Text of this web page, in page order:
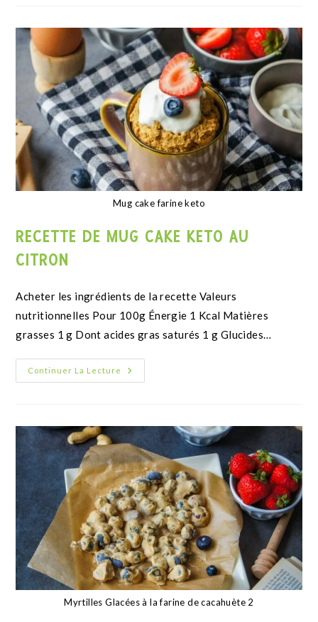
Continuer La Lecture
RECETTE DE FINANCIERS À LA NOISETTE
Valeurs nutritionnelles Énergie 1 Kcal Matières grasses
1 g Dont acides gras saturés 1 g Glucides 1 g Dont
sucres 1 g Protéines 1…